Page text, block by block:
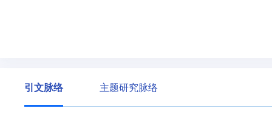
引文脉络 主题研究脉络